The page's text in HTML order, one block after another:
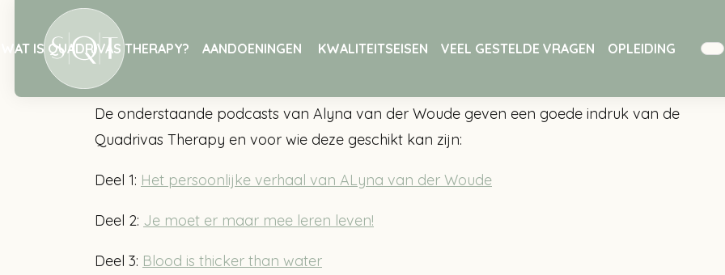
WAT IS QUADRIVAS THERAPY? AANDOENINGEN KWALITEITSEISEN VEEL GESTELDE VRAGEN OPLEIDING
Home
Podcast sexy bloedvaten
De onderstaande podcasts van Alyna van der Woude geven een goede indruk van de
Quadrivas Therapy en voor wie deze geschikt kan zijn:
Deel 1: Het persoonlijke verhaal van ALyna van der Woude
Deel 2: Je moet er maar mee leren leven!
Deel 3: Blood is thicker than water